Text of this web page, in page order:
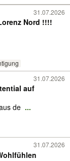
31.07.2026
Nord !!!!
31.07.2026
auf
de ...
31.07.2026